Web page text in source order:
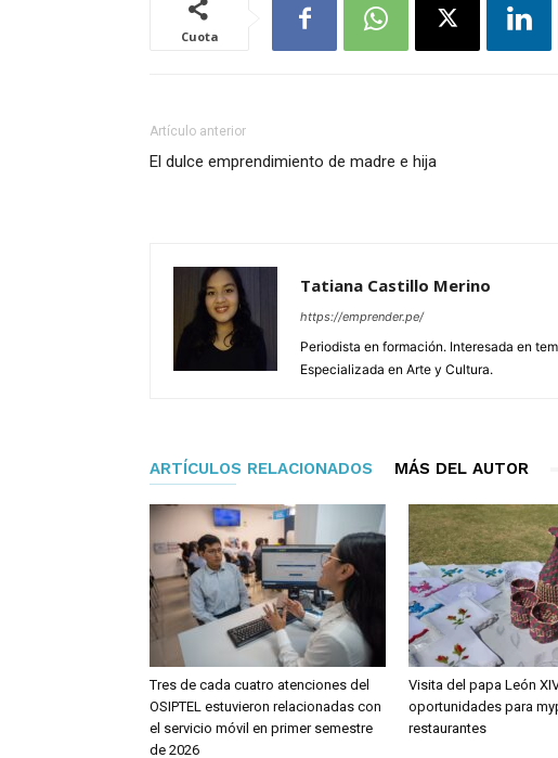
Cuota
Artículo anterior
El dulce emprendimiento de madre e hija
Tatiana Castillo Merino
https://emprender.pe/
Periodista en formación. Interesada en
Especializada en Arte y Cultura.
ARTÍCULOS RELACIONADOS MÁS DEL AUTOR
Tres de cada cuatro atenciones del
OSIPTEL estuvieron relacionadas con
el servicio móvil en primer semestre
de 2026
Visita del papa León
oportunidades para
restaurantes